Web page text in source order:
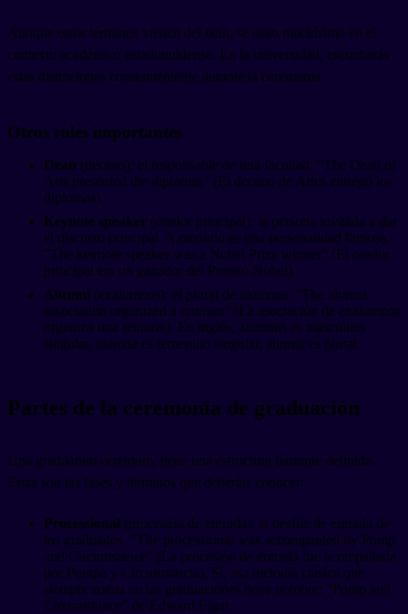
Aunque estos términos vienen del latín, se usan muchísimo en el
contexto académico estadounidense. En la universidad, escucharás
estas distinciones constantemente durante la ceremonia.
Otros roles importantes
Dean (decano): el responsable de una facultad. "The Dean of
Arts presented the diplomas" (El decano de Artes entregó los
diplomas).
Keynote speaker (orador principal): la persona invitada a dar
el discurso principal. A menudo es una personalidad famosa.
"The keynote speaker was a Nobel Prize winner" (El orador
principal era un ganador del Premio Nobel).
Alumni (exalumnos): el plural de alumnus. "The alumni
association organized a reunion" (La asociación de exalumnos
organizó una reunión). En inglés, alumnus es masculino
singular, alumna es femenino singular, alumni es plural.
Partes de la ceremonia de graduación
Una graduation ceremony tiene una estructura bastante definida.
Estas son las fases y términos que deberías conocer:
Processional (procesión de entrada): el desfile de entrada de
los graduados. "The processional was accompanied by Pomp
and Circumstance" (La procesión de entrada fue acompañada
por Pompa y Circunstancia). Sí, esa melodía clásica que
siempre suena en las graduaciones tiene nombre: "Pomp and
Circumstance" de Edward Elgar.